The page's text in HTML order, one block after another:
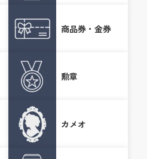
商品券・金券
勲章
カメオ